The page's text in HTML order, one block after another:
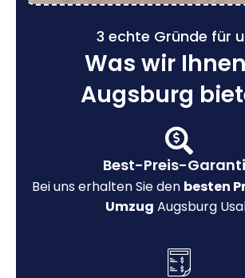
3 echte Gründe für
Was wir
Augsburg
Best-Preis-
Bei uns erhalten Sie den besten
Umzug Augsburg